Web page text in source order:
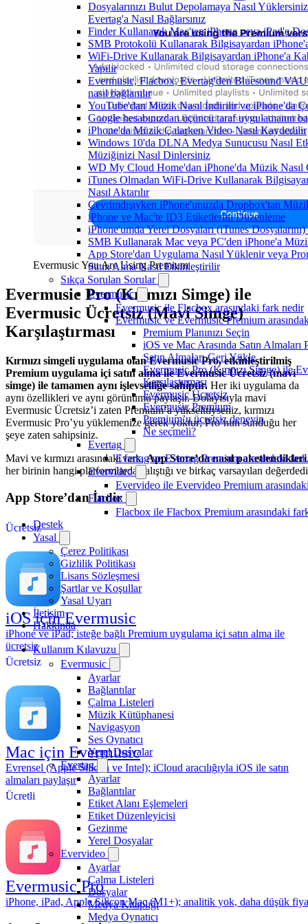
Dosyalarınızı Bulut Depolamaya Nasıl
Evertag'a Nasıl Bağlarsınız
Finder Kullanarak Mac'ten iPhone veya iPad'e
SMB Protokolü Kullanarak Bilgisayardan
WiFi-Drive Kullanarak Bilgisayardan iPhone'a
Yapılır
Evermusic, Flacbox, Evertag'den Bluesound
nasıl bağlanılır
YouTube'dan Müzik Nasıl İndirilir ve iPhone'da
Google hesabınızdan üçüncü taraf uygulamanın
iPhone'da Müzik Çalarken Video Nasıl Kaydedilir
Windows 10'da DLNA Medya Sunucusu Nasıl
Müziğinizi Nasıl Dinlersiniz
WD My Cloud Home'dan iPhone'da Müzik Nasıl
iTunes Olmadan WiFi-Drive Kullanarak
Nasıl Aktarılır
Çevrimdışıyken iPhone'unuzda Dropbox'tan
iPhone ve Mac'te ID3 Etiketlerini Düzenleme
iPhone'umda Yerel Dosyaları (iTunes Dosyalarını)
SMB Kullanarak Mac veya PC'den iPhone'a
App Store'dan Uygulama Nasıl Yüklenir veya
Satın Alma Nasıl Etkinleştirilir
Sıkça Sorulan Sorular
Evermusic
Evermusic ile Flacbox arasındaki fark nedir
Evermusic ve Evermusic Premium
Premium Planınızı Seçin
iOS ve Mac Arasında Satın Almaları
Satın Almaları Geri Yükle
Evermusic Pro (Kırmızı Simge) ile
Karşılaştırması
Evermusic Ücretsiz
Evermusic Premium
Premium’u ücretsiz deneyin
Ne seçmeli?
Evertag
Evertag ve Evertag Premium arasındaki
Evervideo
Evervideo ile Evervideo Premium
Flacbox
Flacbox ile Flacbox Premium arasındaki
Destek
Yasal
Çerez Politikası
Gizlilik Politikası
Lisans Sözleşmesi
Şartlar ve Koşullar
Yasal Uyarı
İletişim
Hakkında
Kullanım Kılavuzu
Evermusic
Ayarlar
Bağlantılar
Çalma Listeleri
Müzik Kütüphanesi
Navigasyon
Ses Oynatıcı
Yerel Dosyalar
Evertag
Ayarlar
Bağlantılar
Etiket Alanı Eşlemeleri
Etiket Düzenleyicisi
Gezinme
Yerel Dosyalar
Evervideo
Ayarlar
Çalma Listeleri
Dosyalar
Medya Kitaplığı
Medya Oynatıcı
Evermusic You Are Using Premium
Evermusic Pro (Kırmızı Simge) ile
Evermusic Ücretsiz (Mavi Simge)
Karşılaştırması
Kırmızı simgeli uygulama olan Evermusic Pro, etkinleştirilmiş
Premium uygulama içi satın alma ile Evermusic Ücretsiz (mavi
simge) ile tamamen aynı işlevselliğe sahiptir. Her iki uygulama da
aynı özellikleri ve aynı görünümü paylaşır. Dolayısıyla mavi
Evermusic Ücretsiz’i zaten Premium’a yükselttiyseniz, kırmızı
Evermusic Pro’yu yüklemenize gerek yoktur; Pro’nun sunduğu her
şeye zaten sahipsiniz.
Mavi ve kırmızı arasındaki fark,App Store’da nasıl paketlendikleri
her birinin hangi platformlarda çalıştığı ve birkaç varsayılan
App Store’dan İndir
iOS için Evermusic
iPhone ve iPad; isteğe bağlı Premium uygulama içi satın alma ile
ücretsiz
Ücretsiz
Mac için Evermusic
Evrensel (Apple Silicon ve Intel); iCloud aracılığıyla iOS ile satın
almaları paylaşır
Ücretsiz
Evermusic Pro
iPhone, iPad, Apple Silicon Mac (M1+); analitik yok, daha düşük
Ücretli